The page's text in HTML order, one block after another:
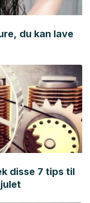
du kan lave
disse 7 tips til